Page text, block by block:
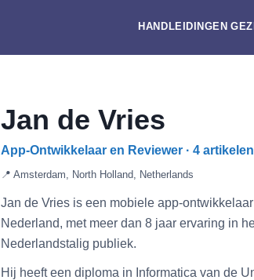
HANDLEIDINGEN
Jan de Vries
App-Ontwikkelaar en Reviewer · 4 artikelen
📍 Amsterdam, North Holland, Netherlands
Jan de Vries is een mobiele app-
Nederland, met meer dan 8 jaar ervaring in
Nederlandstalig publiek.
Hij heeft een diploma in Informatica van de